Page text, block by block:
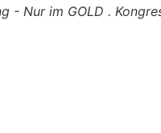
- Nur im GOLD .